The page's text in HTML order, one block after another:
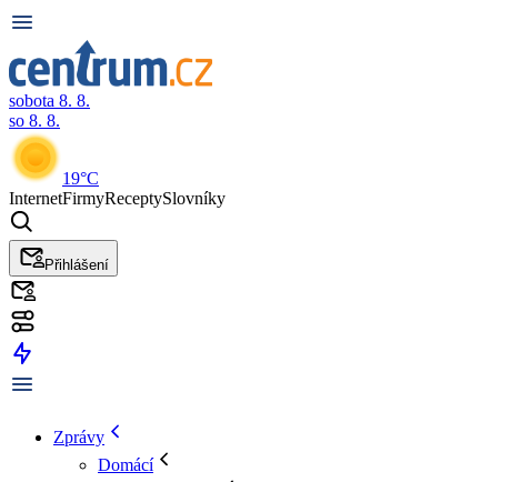
sobota 8. 8.
so 8. 8.
19°C
InternetFirmyReceptySlovníky
Přihlášení
Zprávy
Domácí